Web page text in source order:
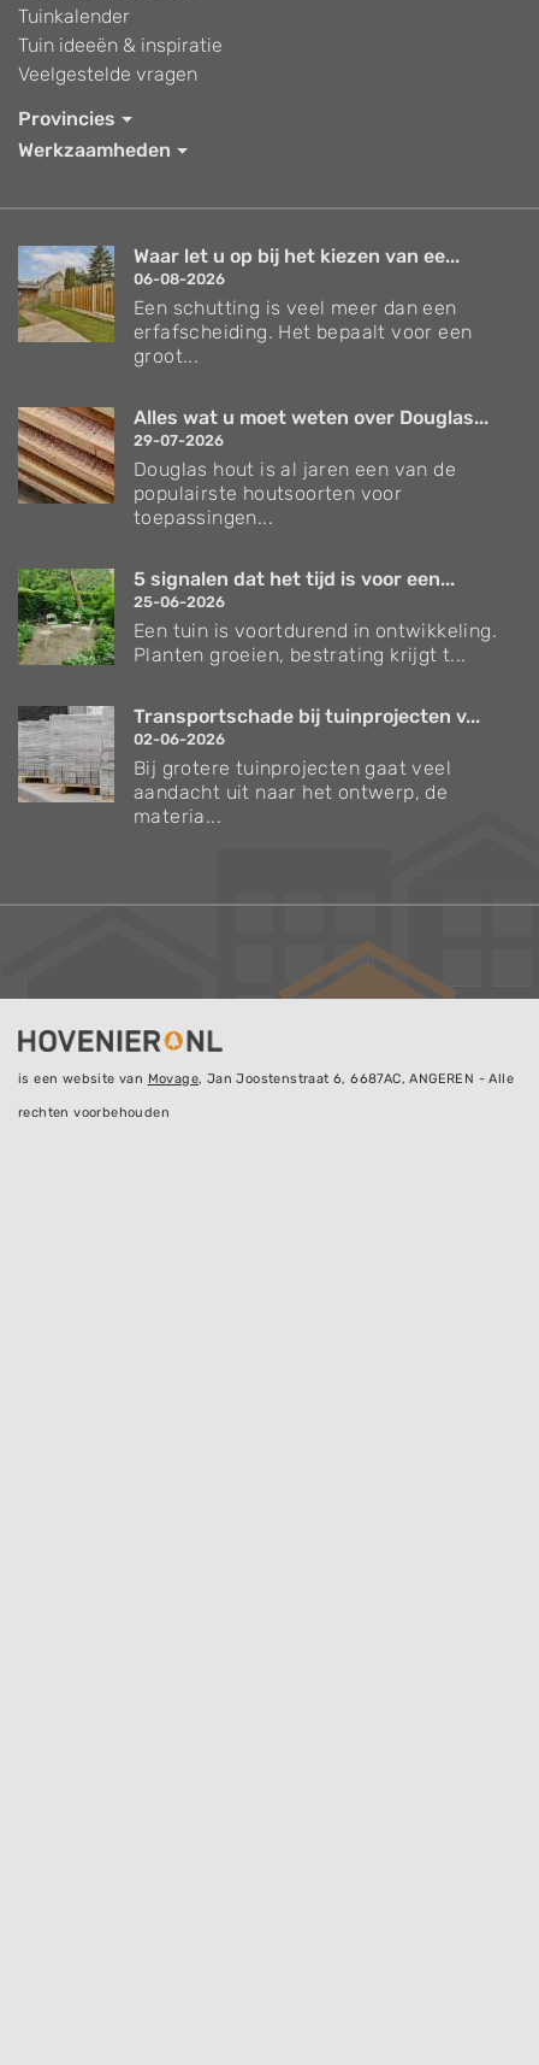
Tuinkalender
Tuin ideeën & inspiratie
Veelgestelde vragen
Provincies
Werkzaamheden
Waar let u op bij het kiezen van ee...
06-08-2026
Een schutting is veel meer dan een
erfafscheiding. Het bepaalt voor een
groot...
Alles wat u moet weten over Douglas...
29-07-2026
Douglas hout is al jaren een van de
populairste houtsoorten voor
toepassingen...
5 signalen dat het tijd is voor een...
25-06-2026
Een tuin is voortdurend in ontwikkeling.
Planten groeien, bestrating krijgt t...
Transportschade bij tuinprojecten v...
02-06-2026
Bij grotere tuinprojecten gaat veel
aandacht uit naar het ontwerp, de
materia...
is een website van Movage, Jan Joostenstraat 6, 6687AC, ANGEREN - Alle
rechten voorbehouden